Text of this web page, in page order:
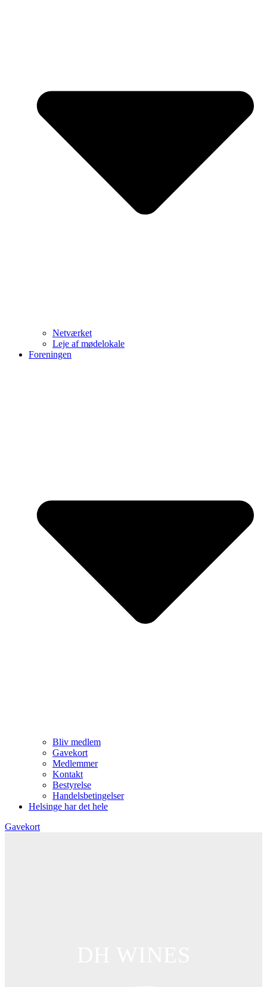
Netværket
Leje af mødelokale
Foreningen
Bliv medlem
Gavekort
Medlemmer
Kontakt
Bestyrelse
Handelsbetingelser
Helsinge har det hele
Gavekort